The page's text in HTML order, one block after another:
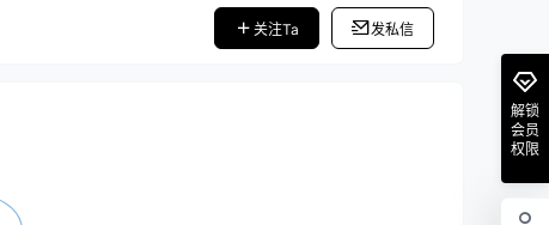
关注Ta 发私信
解锁
会员
权限